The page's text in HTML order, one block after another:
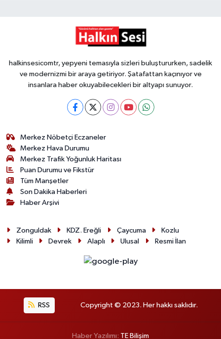
halkinsesicomtr, yepyeni temasıyla sizleri buluştururken, sadelik
ve modernizmi bir araya getiriyor. Şatafattan kaçınıyor ve
insanlara haber okuyabilecekleri bir altyapı sunuyor.
Merkez Nöbetçi Eczaneler
Merkez Hava Durumu
Merkez Trafik Yoğunluk Haritası
Puan Durumu ve Fikstür
Tüm Manşetler
Son Dakika Haberleri
Haber Arşivi
Zonguldak KDZ. Ereğli Çaycuma
Kozlu
Kilimli
Devrek Alaplı Ulusal Resmi İlan
RSS Copyright © 2023. Her hakkı saklıdır.
Haber Yazılımı: TE Bilişim